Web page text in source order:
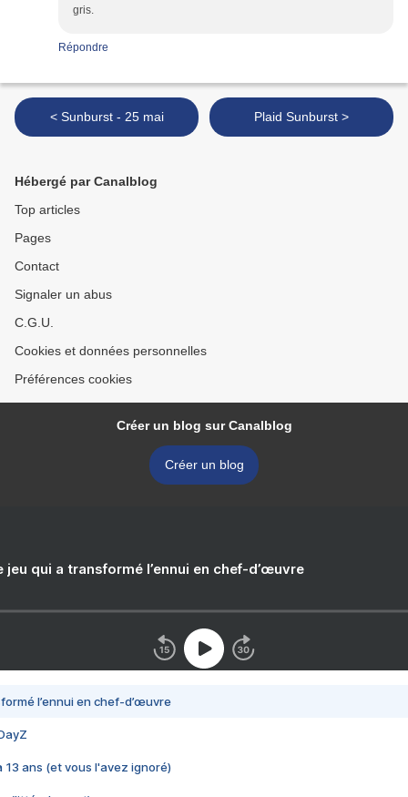
gris.
Répondre
< Sunburst - 25 mai Plaid Sunburst >
Hébergé par Canalblog
Top articles
Pages
Contact
Signaler un abus
C.G.U.
Cookies et données personnelles
Préférences cookies
Créer un blog sur Canalblog
Créer un blog
jeu qui a transformé l’ennui en chef-d’œuvre
l’ennui en chef-d’œuvre
13 ans (et vous l'avez ignoré)